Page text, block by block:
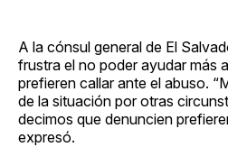
A la cónsul general de El
frustra el no poder ayudar más
prefieren callar ante el abuso.
de la situación por otras
decimos que denuncien
expresó.